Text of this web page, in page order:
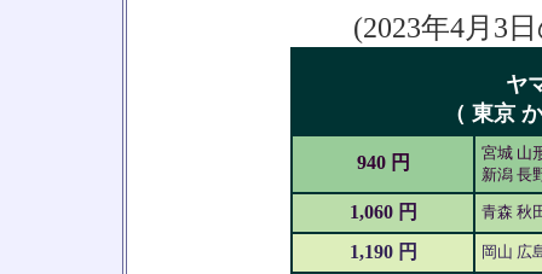
(2023年4月3
ヤ
（ 東京
940 円
宮城 山
新潟 長
1,060 円 青森 秋
1,190 円 岡山 広